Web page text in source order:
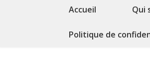
Accueil Qui
Politique de